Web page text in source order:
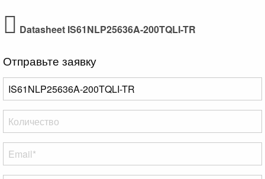
Datasheet IS61NLP25636A-200TQLI-TR
Отправьте заявку